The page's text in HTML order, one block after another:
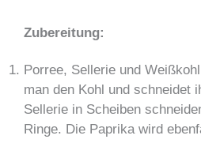
Zubereitung:
Porree, Sellerie und
man den Kohl und schneidet
Sellerie in Scheiben
Ringe. Die Paprika wird